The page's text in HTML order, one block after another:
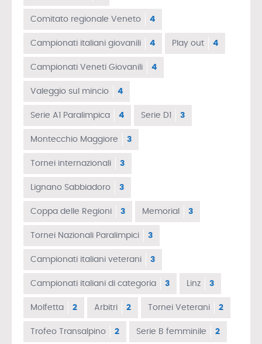
Comitato regionale Veneto 4
Campionati italiani giovanili 4 Play out 4
Campionati Veneti Giovanili 4
Valeggio sul mincio 4
Serie A1 Paralimpica 4 Serie D1 3
Montecchio Maggiore 3
Tornei internazionali 3
Lignano Sabbiadoro 3
Coppa delle Regioni 3 Memorial 3
Tornei Nazionali Paralimpici 3
Campionati italiani veterani 3
Campionati italiani di categoria 3 Linz 3
Molfetta 2 Arbitri 2 Tornei Veterani 2
Trofeo Transalpino 2 Serie B femminile 2